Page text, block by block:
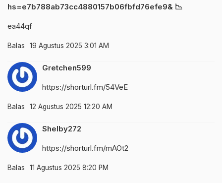
hs=e7b788ab73cc4880157b06fbfd76efe9& 📉
ea44qf
Balas 19 Agustus 2025 3:01 AM
Gretchen599
https://shorturl.fm/54VeE
Balas 12 Agustus 2025 12:20 AM
Shelby272
https://shorturl.fm/mAOt2
Balas 11 Agustus 2025 8:20 PM